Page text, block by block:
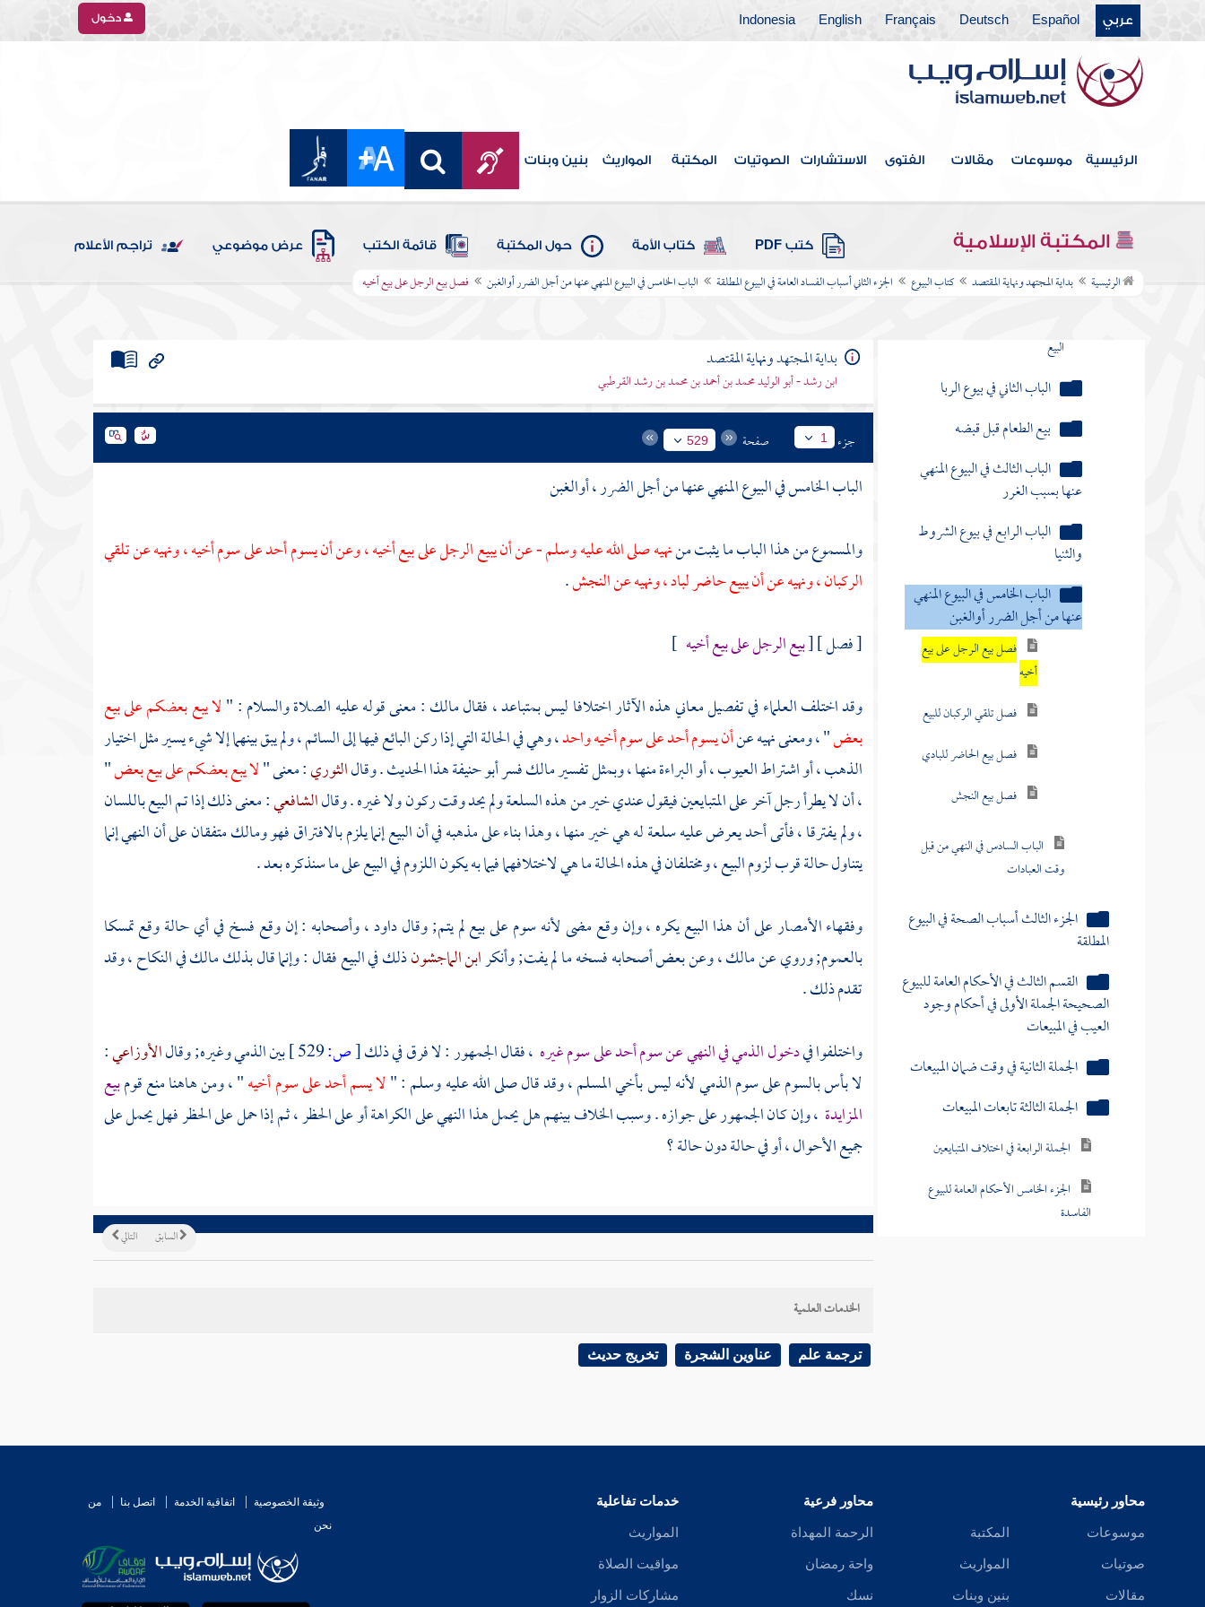
عربي Español
Deutsch
Français
English
Indonesia دخول
الرئيسية موسوعات مقالات الفتوى الاستشارات الصوتيات المكتبة المواريث بنين وبنات
المكتبة الإسلامية كتب PDF كتاب الأمة حول المكتبة قائمة الكتب عرض موضوعي تراجم الأعلام
الرئيسية بداية المجتهد ونهاية المقتصد كتاب البيوع الجزء الثاني أسباب الفساد العامة في البيوع المطلقة الباب الخامس في البيوع المنهي عنها من أجل الضرر أوالغبن فصل بيع الرجل على بيع أخيه
كتاب الظهار
كتاب اللعان
كتاب الإحداد
البيوع المطلقة
البيع
الباب الثاني في بيوع الربا
بيع الطعام قبل قبضه
الباب الثالث في البيوع المنهي
عنها بسبب الغرر
الباب الرابع في بيوع الشروط
والثنيا
الباب الخامس في البيوع المنهي
عنها من أجل الضرر أوالغبن
فصل بيع الرجل على بيع
أخيه
فصل تلقي الركبان للبيع
فصل بيع الحاضر للبادي
فصل بيع النجش
الباب السادس في النهي من قبل
وقت العبادات
الجزء الثالث أسباب الصحة في البيوع
المطلقة
القسم الثالث في الأحكام العامة للبيوع
الصحيحة الجملة الأولى في أحكام وجود
العيب في المبيعات
الجملة الثانية في وقت ضمان المبيعات
الجملة الثالثة تابعات المبيعات
الجملة الرابعة في اختلاف المتبايعين
الجزء الخامس الأحكام العامة للبيوع
الفاسدة
كتاب الإجارات
بداية المجتهد ونهاية المقتصد
ابن رشد - أبو الوليد محمد بن أحمد بن محمد بن رشد القرطبي
جزء 1 صفحة 529
الباب الخامس في البيوع المنهي عنها من أجل الضرر ، أوالغبن
والمسموع من هذا الباب ما يثبت مننهيه صلى الله عليه وسلم - عن أن يبيع الرجل على بيع أخيه ، وعن أن يسوم أحد على سوم أخيه ، ونهيه عن تلقي
الركبان ، ونهيه عن أن يبيع حاضر لباد ، ونهيه عن النجش.
[ فصل ] [بيع الرجل على بيع أخيه ]
وقد اختلف العلماء في تفصيل معاني هذه الآثار اختلافا ليس بمتباعد ، فقالمالك: معنى قوله عليه الصلاة والسلام : "لا يبع بعضكم على بيع
بعض" ، ومعنى نهيه عنأن يسوم أحد على سوم أخيه واحد، وهي في الحالة التي إذا ركن البائع فيها إلى السائم ، ولم يبق بينهما إلا شيء يسير مثل اختيار
الذهب ، أو اشتراط العيوب ، أو البراءة منها ، وبمثل تفسيرمالكفسرأبو حنيفةهذا الحديث . وقالالثوري: معنى "لا يبع بعضكم على بيع بعض"
، أن لا يطرأ رجل آخر على المتبايعين فيقول عندي خير من هذه السلعة ولم يحد وقت ركون ولا غيره . وقالالشافعي: معنى ذلك إذا تم البيع باللسان
، ولم يفترقا ، فأتى أحد يعرض عليه سلعة له هي خير منها ، وهذا بناء على مذهبه في أن البيع إنما يلزم بالافتراق فهوومالكمتفقان على أن النهي إنما
يتناول حالة قرب لزوم البيع ، ومختلفان في هذه الحالة ما هي لاختلافهما فيما به يكون اللزوم في البيع على ما سنذكره بعد .
وفقهاء الأمصار على أن هذا البيع يكره ، وإن وقع مضى لأنه سوم على بيع لم يتم; وقالداود، وأصحابه : إن وقع فسخ في أي حالة وقع تمسكا
بالعموم; وروي عنمالك، وعن بعض أصحابه فسخه ما لم يفت; وأنكرابن الماجشونذلك في البيع فقال : وإنما قال بذلكمالكفي النكاح ، وقد
تقدم ذلك .
واختلفوا فيدخول الذمي في النهي عن سوم أحد على سوم غيره ، فقال الجمهور : لا فرق في ذلك[ص:529 ] بين الذمي وغيره; وقالالأوزاعي:
لا بأس بالسوم على سوم الذمي لأنه ليس بأخي المسلم ، وقد قال صلى الله عليه وسلم : "لا يسم أحد على سوم أخيه" ، ومن هاهنا منع قومبيع
المزايدة ، وإن كان الجمهور على جوازه . وسبب الخلاف بينهم هل يحمل هذا النهي على الكراهة أو على الحظر ، ثم إذا حمل على الحظر فهل يحمل على
جميع الأحوال ، أو في حالة دون حالة ؟
التالي السابق
الخدمات العلمية
ترجمة علم عناوين الشجرة تخريج حديث
محاور رئيسية
موسوعات
صوتيات
مقالات
المكتبة
المواريث
بنين وبنات
محاور فرعية
الرحمة المهداة
واحة رمضان
نسك
خدمات تفاعلية
المواريث
مواقيت الصلاة
مشاركات الزوار
وثيقة الخصوصية اتفاقية الخدمة اتصل بنا
من
نحن